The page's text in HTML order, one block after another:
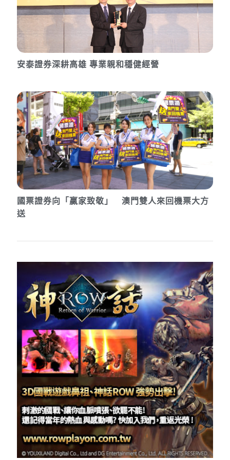
安泰證券深耕高雄 專業親和穩健經營
國票證券向「贏家致敬」 澳門雙人來回機票大方
送